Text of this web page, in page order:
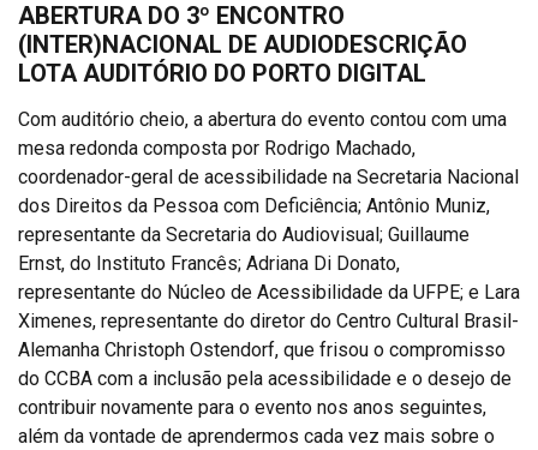
ABERTURA DO 3º ENCONTRO
(INTER)NACIONAL DE AUDIODESCRIÇÃO
LOTA AUDITÓRIO DO PORTO DIGITAL
Com auditório cheio, a abertura do evento contou com uma
mesa redonda composta por Rodrigo Machado,
coordenador-geral de acessibilidade na Secretaria Nacional
dos Direitos da Pessoa com Deficiência; Antônio Muniz,
representante da Secretaria do Audiovisual; Guillaume
Ernst, do Instituto Francês; Adriana Di Donato,
representante do Núcleo de Acessibilidade da UFPE; e Lara
Ximenes, representante do diretor do Centro Cultural Brasil-
Alemanha Christoph Ostendorf, que frisou o compromisso
do CCBA com a inclusão pela acessibilidade e o desejo de
contribuir novamente para o evento nos anos seguintes,
além da vontade de aprendermos cada vez mais sobre o